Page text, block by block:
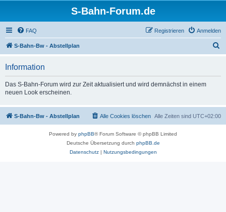
S-Bahn-Forum.de
FAQ Anmelden
Registrieren
S-Bahn-Bw - Abstellplan
Information
Das S-Bahn-Forum wird zur Zeit aktualisiert und wird demnächst in einem
neuen Look erscheinen.
S-Bahn-Bw - Abstellplan Alle Zeiten sind UTC+02:00
Alle Cookies löschen
Powered by phpBB® Forum Software © phpBB Limited
Deutsche Übersetzung durch phpBB.de
Datenschutz| Nutzungsbedingungen